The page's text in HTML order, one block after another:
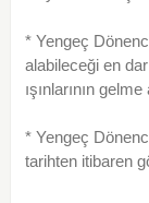
* Yengeç
alabileceği en
ışınlarının
* Yengeç
tarihten itibaren